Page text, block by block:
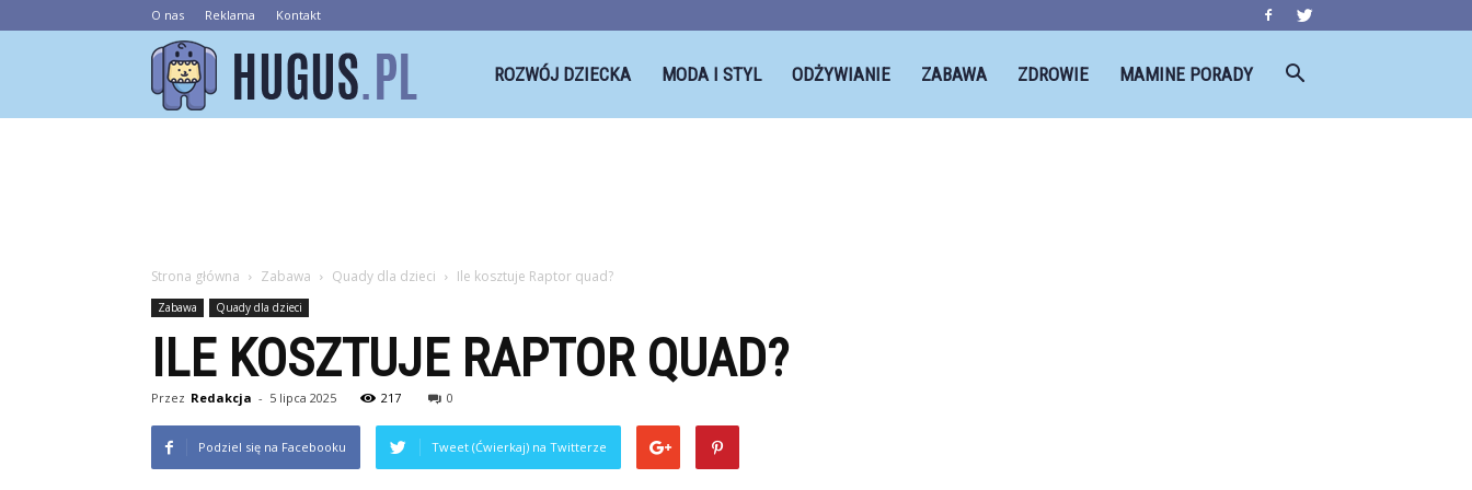
O nas Reklama Kontakt
ROZWÓJ DZIECKA MODA I STYL ODŻYWIANIE ZABAWA ZDROWIE MAMINE PORADY
Strona główna Zabawa Quady dla dzieci Ile kosztuje Raptor quad?
Zabawa Quady dla dzieci
ILE KOSZTUJE RAPTOR QUAD?
Przez Redakcja - 5 lipca 2025 217 0
Podziel się na Facebooku Tweet (Ćwierkaj) na Twitterze